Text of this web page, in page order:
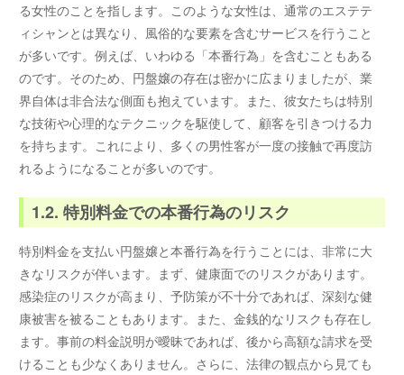
る女性のことを指します。このような女性は、通常のエステテ
ィシャンとは異なり、風俗的な要素を含むサービスを行うこと
が多いです。例えば、いわゆる「本番行為」を含むこともある
のです。そのため、円盤嬢の存在は密かに広まりましたが、業
界自体は非合法な側面も抱えています。また、彼女たちは特別
な技術や心理的なテクニックを駆使して、顧客を引きつける力
を持ちます。これにより、多くの男性客が一度の接触で再度訪
れるようになることが多いのです。
1.2. 特別料金での本番行為のリスク
特別料金を支払い円盤嬢と本番行為を行うことには、非常に大
きなリスクが伴います。まず、健康面でのリスクがあります。
感染症のリスクが高まり、予防策が不十分であれば、深刻な健
康被害を被ることもあります。また、金銭的なリスクも存在し
ます。事前の料金説明が曖昧であれば、後から高額な請求を受
けることも少なくありません。さらに、法律の観点から見ても